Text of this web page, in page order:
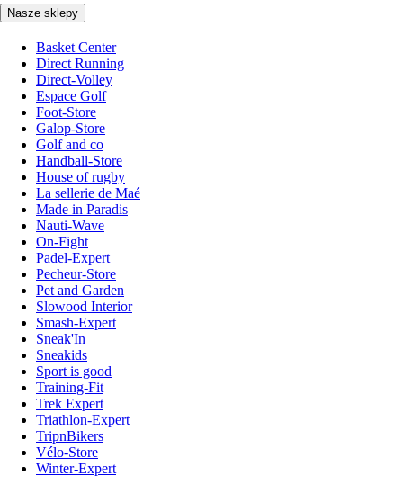
Nasze sklepy
Basket Center
Direct Running
Direct-Volley
Espace Golf
Foot-Store
Galop-Store
Golf and co
Handball-Store
House of rugby
La sellerie de Maé
Made in Paradis
Nauti-Wave
On-Fight
Padel-Expert
Pecheur-Store
Pet and Garden
Slowood Interior
Smash-Expert
Sneak'In
Sneakids
Sport is good
Training-Fit
Trek Expert
Triathlon-Expert
TripnBikers
Vélo-Store
Winter-Expert